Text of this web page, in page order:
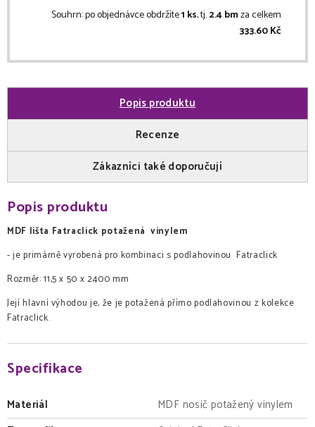
Souhrn:po objednávce obdržíte1 ks, tj.2.4 bmza celkem
333.60 Kč
Popis produktu
Recenze
Zákazníci také doporučují
Popis produktu
MDF lišta Fatraclick potažená vinylem
- je primárně vyrobená pro kombinaci s podlahovinou Fatraclick
Rozměr: 11,5 x 50 x 2400 mm
Její hlavní výhodou je, že je potažená přímo podlahovinou z kolekce
Fatraclick.
Specifikace
Materiál
MDF nosič potažený vinylem